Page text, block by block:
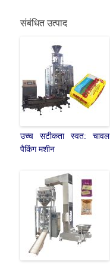
संबंधित उत्पाद
उच्च सटीकता स्वत: चावल
पैकिंग मशीन